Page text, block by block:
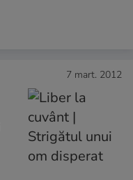
7 mart. 2012